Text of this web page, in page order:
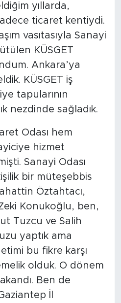
yıllarda,
ticaret kentiydi.
vasıtasıyla Sanayi
KÜSGET
Ankara’ya
KÜSGET iş
tapularının
nezdinde sağladık.
Odası hem
hizmet
Sanayi Odası
bir müteşebbis
Öztahtacı,
Konukoğlu, ben,
Tuzcu ve Salih
yaptık ama
bu fikre karşı
olduk. O dönem
Ben de
İl